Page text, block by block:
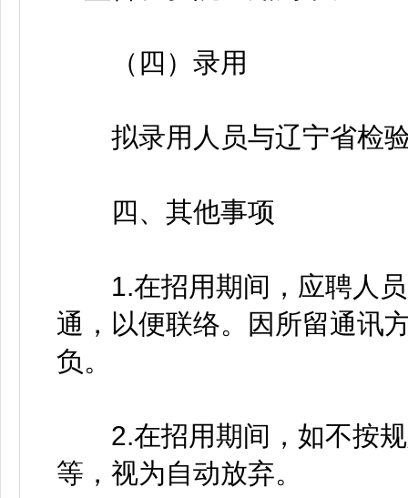
（四）录用
拟录用人员与辽宁省检验
四、其他事项
1.在招用期间，应聘人员
通，以便联络。因所留通讯
负。
2.在招用期间，如不按规
等，视为自动放弃。